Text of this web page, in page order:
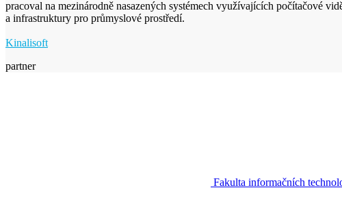
pracoval na mezinárodně nasazených systémech využívajících počítačové
a infrastruktury pro průmyslové prostředí.
Kinalisoft
partner
Fakulta informačních